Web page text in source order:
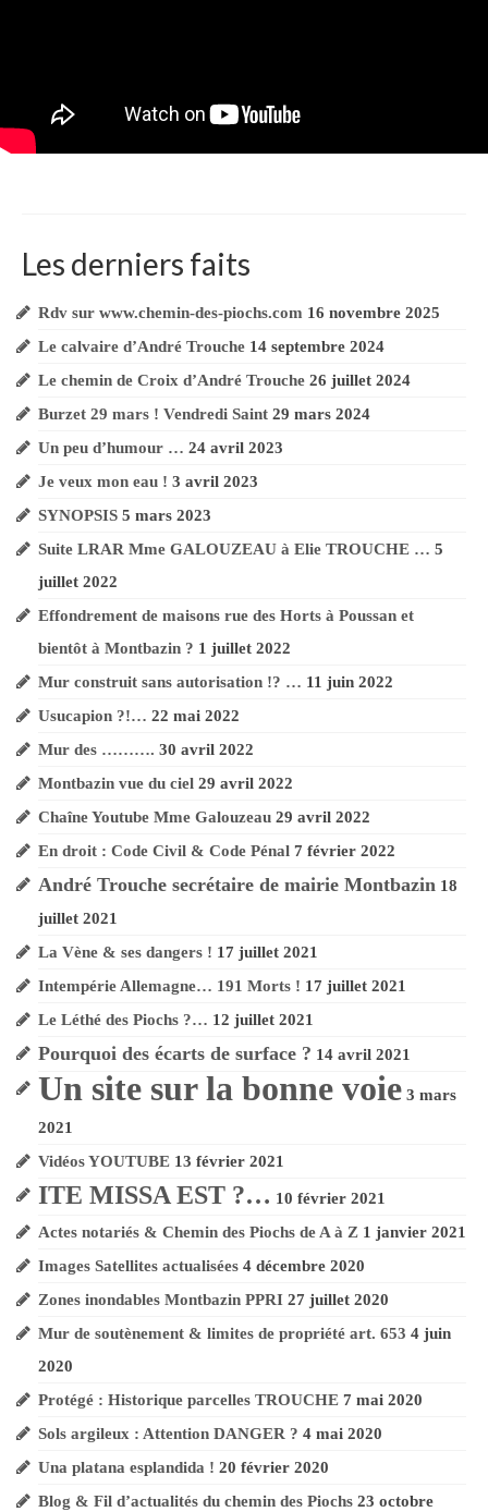
Les derniers faits
Rdv sur www.chemin-des-piochs.com 16 novembre 2025
Le calvaire d’André Trouche 14 septembre 2024
Le chemin de Croix d’André Trouche 26 juillet 2024
Burzet 29 mars ! Vendredi Saint 29 mars 2024
Un peu d’humour … 24 avril 2023
Je veux mon eau ! 3 avril 2023
SYNOPSIS 5 mars 2023
Suite LRAR Mme GALOUZEAU à Elie TROUCHE … 5
juillet 2022
Effondrement de maisons rue des Horts à Poussan et
bientôt à Montbazin ? 1 juillet 2022
Mur construit sans autorisation !? … 11 juin 2022
Usucapion ?!… 22 mai 2022
Mur des ………. 30 avril 2022
Montbazin vue du ciel 29 avril 2022
Chaîne Youtube Mme Galouzeau 29 avril 2022
En droit : Code Civil & Code Pénal 7 février 2022
André Trouche secrétaire de mairie Montbazin 18
juillet 2021
La Vène & ses dangers ! 17 juillet 2021
Intempérie Allemagne… 191 Morts ! 17 juillet 2021
Le Léthé des Piochs ?… 12 juillet 2021
Pourquoi des écarts de surface ? 14 avril 2021
Un site sur la bonne voie 3 mars
2021
Vidéos YOUTUBE 13 février 2021
ITE MISSA EST ?… 10 février 2021
Actes notariés & Chemin des Piochs de A à Z 1 janvier 2021
Images Satellites actualisées 4 décembre 2020
Zones inondables Montbazin PPRI 27 juillet 2020
Mur de soutènement & limites de propriété art. 653 4 juin
2020
Protégé : Historique parcelles TROUCHE 7 mai 2020
Sols argileux : Attention DANGER ? 4 mai 2020
Una platana esplandida ! 20 février 2020
Blog & Fil d’actualités du chemin des Piochs 23 octobre